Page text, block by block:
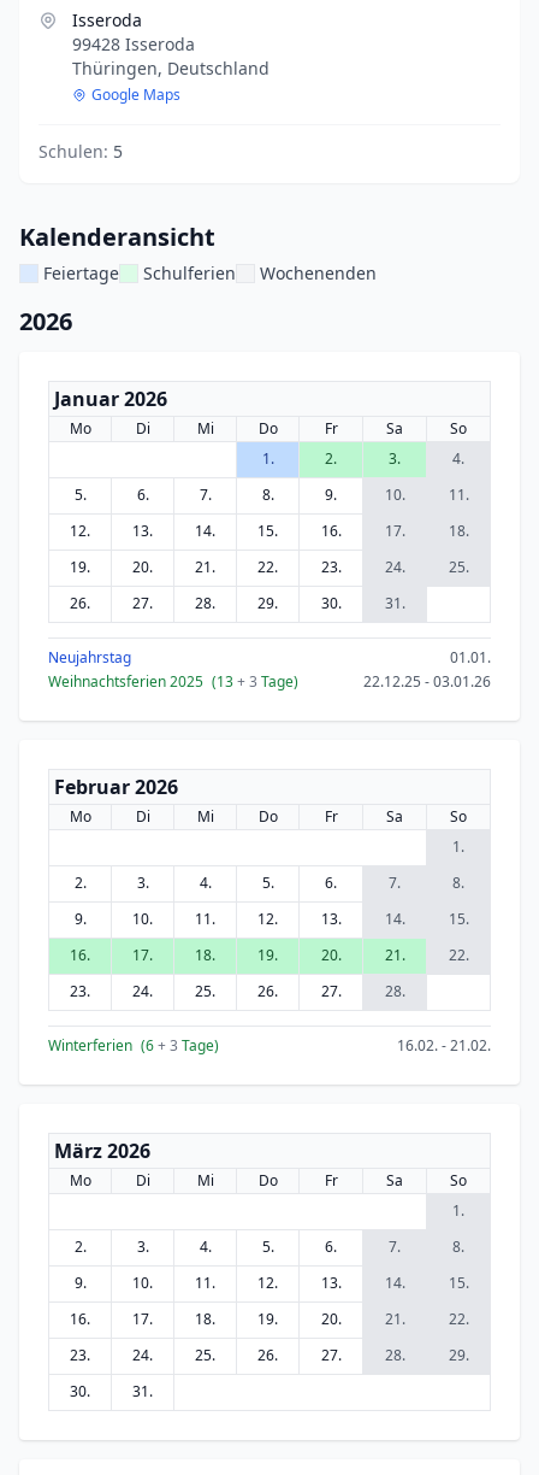
Isseroda
99428 Isseroda
Thüringen, Deutschland
Google Maps
Schulen: 5
Kalenderansicht
Feiertage Schulferien Wochenenden
2026
Januar 2026
Mo Di Mi Do Fr Sa
So
1.
2. 3.
4.
5.
6. 7. 8. 9. 10.
11.
12.
13. 14. 15. 16. 17.
18.
19.
20. 21. 22. 23. 24.
25.
26.
27. 28. 29. 30. 31.
Neujahrstag
01.01.
Weihnachtsferien 2025 (13+ 3 Tage) 22.12.25 - 03.01.26
Februar 2026
Mo Di Mi Do Fr Sa
So
1.
2.
3. 4. 5. 6. 7.
8.
9.
10. 11. 12. 13. 14.
15.
16.
17. 18. 19. 20. 21.
22.
23.
24. 25. 26. 27. 28.
Winterferien (6+ 3 Tage) 16.02. - 21.02.
März 2026
Mo Di Mi Do Fr Sa
So
1.
2.
3. 4. 5. 6. 7.
8.
9.
10. 11. 12. 13. 14.
15.
16.
17. 18. 19. 20. 21.
22.
23.
24. 25. 26. 27. 28.
29.
30.
31.